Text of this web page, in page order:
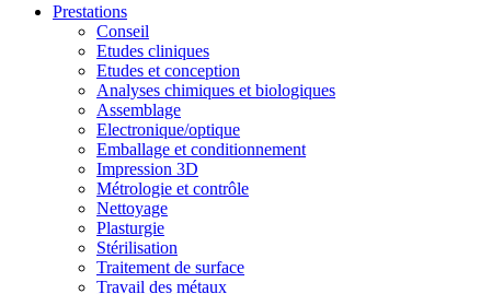
Prestations
Conseil
Etudes cliniques
Etudes et conception
Analyses chimiques et biologiques
Assemblage
Electronique/optique
Emballage et conditionnement
Impression 3D
Métrologie et contrôle
Nettoyage
Plasturgie
Stérilisation
Traitement de surface
Travail des métaux